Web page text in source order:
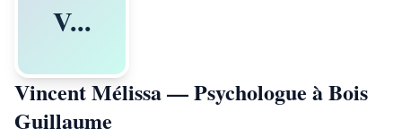
V...
Vincent Mélissa — Psychologue à Bois
Guillaume